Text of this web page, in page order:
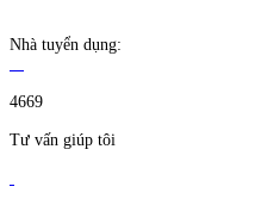
Nhà tuyển dụng:
4669
Tư vấn giúp tôi